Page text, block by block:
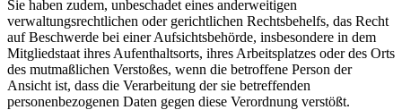
Sie haben zudem, unbeschadet eines anderweitigen
verwaltungsrechtlichen oder gerichtlichen Rechtsbehelfs, das Recht
auf Beschwerde bei einer Aufsichtsbehörde, insbesondere in dem
Mitgliedstaat ihres Aufenthaltsorts, ihres Arbeitsplatzes oder des Orts
des mutmaßlichen Verstoßes, wenn die betroffene Person der
Ansicht ist, dass die Verarbeitung der sie betreffenden
personenbezogenen Daten gegen diese Verordnung verstößt.